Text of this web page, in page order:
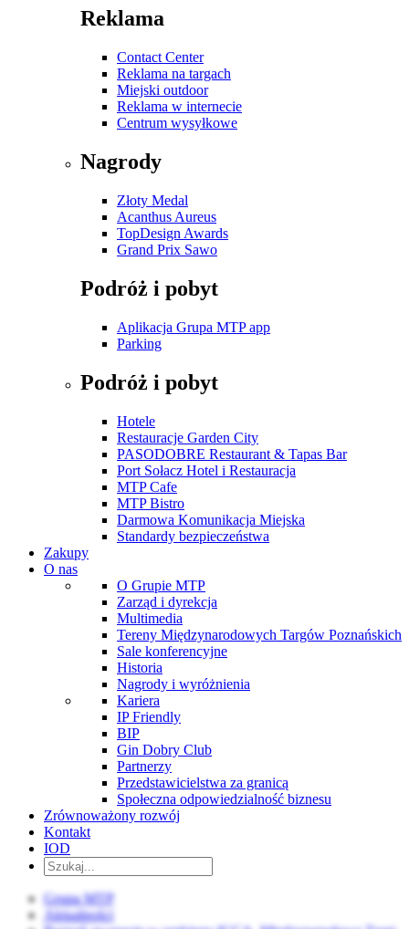
Reklama
Contact Center
Reklama na targach
Miejski outdoor
Reklama w internecie
Centrum wysyłkowe
Nagrody
Złoty Medal
Acanthus Aureus
TopDesign Awards
Grand Prix Sawo
Podróż i pobyt
Aplikacja Grupa MTP app
Parking
Podróż i pobyt
Hotele
Restauracje Garden City
PASODOBRE Restaurant & Tapas Bar
Port Sołacz Hotel i Restauracja
MTP Cafe
MTP Bistro
Darmowa Komunikacja Miejska
Standardy bezpieczeństwa
Zakupy
O nas
O Grupie MTP
Zarząd i dyrekcja
Multimedia
Tereny Międzynarodowych Targów Poznańskich
Sale konferencyjne
Historia
Nagrody i wyróżnienia
Kariera
IP Friendly
BIP
Gin Dobry Club
Partnerzy
Przedstawicielstwa za granicą
Społeczna odpowiedzialność biznesu
Zrównoważony rozwój
Kontakt
IOD
Grupa MTP
Aktualności